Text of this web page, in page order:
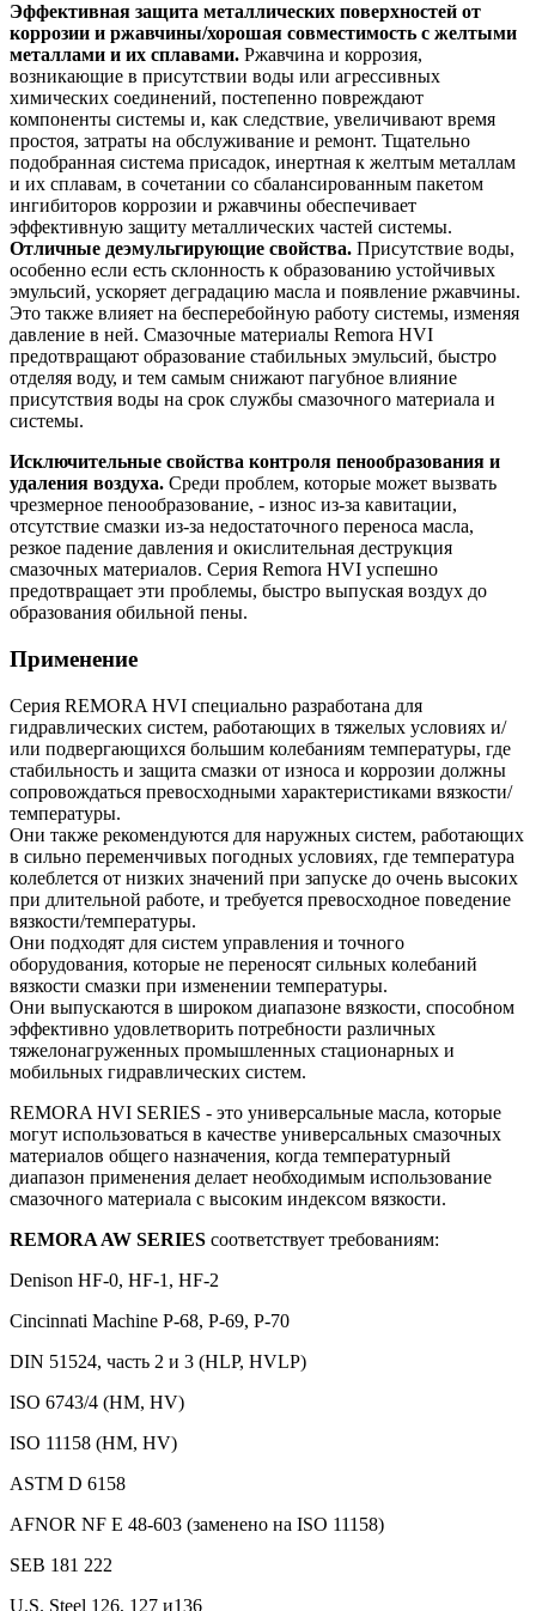
Эффективная защита металлических поверхностей от
коррозии и ржавчины/хорошая совместимость с желтыми
металлами и их сплавами. Ржавчина и коррозия,
возникающие в присутствии воды или агрессивных
химических соединений, постепенно повреждают
компоненты системы и, как следствие, увеличивают время
простоя, затраты на обслуживание и ремонт. Тщательно
подобранная система присадок, инертная к желтым металлам
и их сплавам, в сочетании со сбалансированным пакетом
ингибиторов коррозии и ржавчины обеспечивает
эффективную защиту металлических частей системы.
Отличные деэмульгирующие свойства. Присутствие воды,
особенно если есть склонность к образованию устойчивых
эмульсий, ускоряет деградацию масла и появление ржавчины.
Это также влияет на бесперебойную работу системы, изменяя
давление в ней. Смазочные материалы Remora HVI
предотвращают образование стабильных эмульсий, быстро
отделяя воду, и тем самым снижают пагубное влияние
присутствия воды на срок службы смазочного материала и
системы.
Исключительные свойства контроля пенообразования и
удаления воздуха. Среди проблем, которые может вызвать
чрезмерное пенообразование, - износ из-за кавитации,
отсутствие смазки из-за недостаточного переноса масла,
резкое падение давления и окислительная деструкция
смазочных материалов. Серия Remora HVI успешно
предотвращает эти проблемы, быстро выпуская воздух до
образования обильной пены.
Применение
Серия REMORA HVI специально разработана для
гидравлических систем, работающих в тяжелых условиях и/
или подвергающихся большим колебаниям температуры, где
стабильность и защита смазки от износа и коррозии должны
сопровождаться превосходными характеристиками вязкости/
температуры.
Они также рекомендуются для наружных систем, работающих
в сильно переменчивых погодных условиях, где температура
колеблется от низких значений при запуске до очень высоких
при длительной работе, и требуется превосходное поведение
вязкости/температуры.
Они подходят для систем управления и точного
оборудования, которые не переносят сильных колебаний
вязкости смазки при изменении температуры.
Они выпускаются в широком диапазоне вязкости, способном
эффективно удовлетворить потребности различных
тяжелонагруженных промышленных стационарных и
мобильных гидравлических систем.
REMORA HVI SERIES - это универсальные масла, которые
могут использоваться в качестве универсальных смазочных
материалов общего назначения, когда температурный
диапазон применения делает необходимым использование
смазочного материала с высоким индексом вязкости.
REMORA AW SERIES соответствует требованиям:
Denison HF-0, HF-1, HF-2
Cincinnati Machine P-68, P-69, P-70
DIN 51524, часть 2 и 3 (HLP, HVLP)
ISO 6743/4 (HM, HV)
ISO 11158 (HM, HV)
ASTM D 6158
AFNOR NF E 48-603 (заменено на ISO 11158)
SEB 181 222
U.S. Steel 126, 127 и136